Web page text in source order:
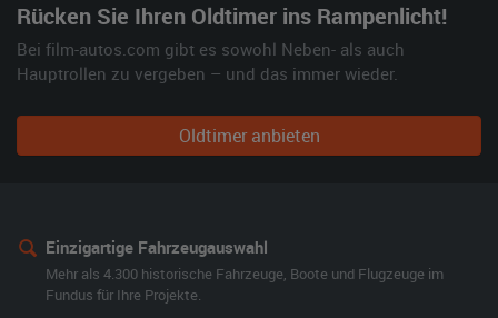
Rücken Sie Ihren Oldtimer ins Rampenlicht!
Bei film-autos.com gibt es sowohl Neben- als auch
Hauptrollen zu vergeben – und das immer wieder.
Oldtimer anbieten
Einzigartige Fahrzeugauswahl
Mehr als 4.300 historische Fahrzeuge, Boote und Flugzeuge im
Fundus für Ihre Projekte.